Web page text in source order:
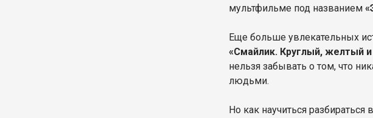
мультфильме под названием
Еще больше увлекательных
«Смайлик. Круглый, желтый
нельзя забывать о том, что
людьми.
Но как научиться